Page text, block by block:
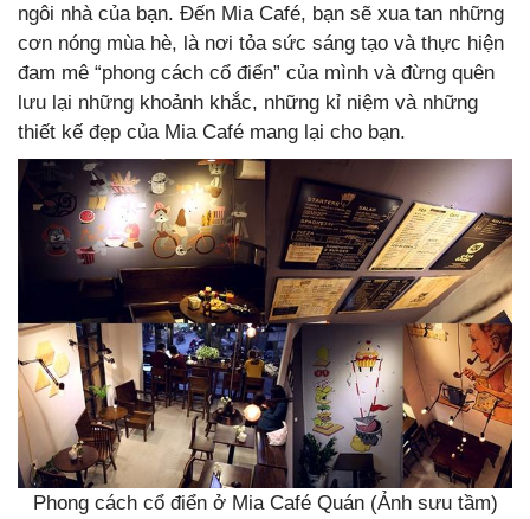
ngôi nhà của bạn. Đến Mia Café, bạn sẽ xua tan những
cơn nóng mùa hè, là nơi tỏa sức sáng tạo và thực hiện
đam mê “phong cách cổ điển” của mình và đừng quên
lưu lại những khoảnh khắc, những kỉ niệm và những
thiết kế đẹp của Mia Café mang lại cho bạn.
Phong cách cổ điển ở Mia Café Quán (Ảnh sưu tầm)